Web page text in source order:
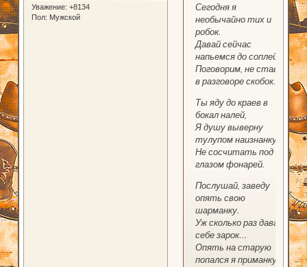
Уважение: +8134
Пол: Мужской
Сегодня я
необычайно тих и
робок.
Давай сейчас
напьемся до соплей,
Поговорим, не ставя
в разговоре скобок.
Ты яду до краев в
бокал налей,
Я душу выверну
тулупом наизнанку.
Не сосчитать под
глазом фонарей.
Послушай, заведу
опять свою
шарманку.
Уж сколько раз давал
себе зарок…
Опять на старую
попался я приманку.